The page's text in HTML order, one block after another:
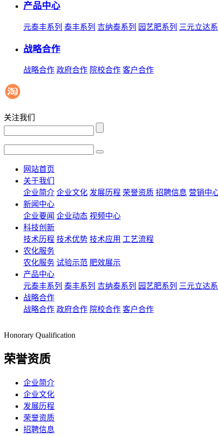
产品中心
元泰丰系列 泰丰系列 吉纳泰系列 园艺肥系列 三元立达
战略合作
战略合作 政府合作 院校合作 客户合作
关注我们
网站首页
关于我们
企业简介 企业文化 发展历程 荣誉资质 招聘信息 营销中
新闻中心
企业要闻 企业动态 视频中心
科技创新
技术历程 技术优势 技术应用 工艺流程
农化服务
农化服务 试验示范 肥效展示
产品中心
元泰丰系列 泰丰系列 吉纳泰系列 园艺肥系列 三元立达
战略合作
战略合作 政府合作 院校合作 客户合作
Honorary Qualification
荣誉资质
企业简介
企业文化
发展历程
荣誉资质
招聘信息